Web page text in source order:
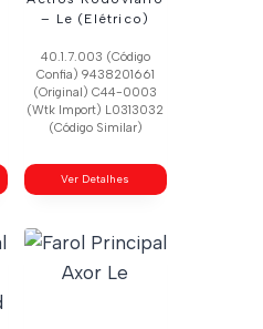
– Le (Elétrico)
40.1.7.003 (Código
Confia) 9438201661
(Original) C44-0003
(Wtk Import) L0313032
(Código Similar)
Ver Detalhes